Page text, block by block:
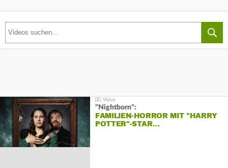
"Nightborn":
FAMILIEN-HORROR MIT "HARRY
POTTER"-STAR…